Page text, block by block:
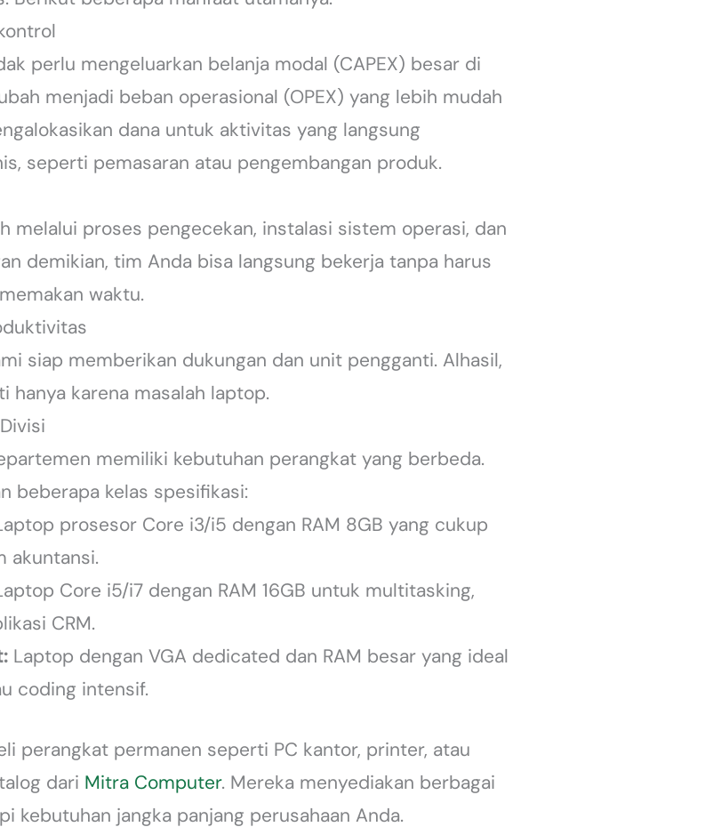
perlu mengeluarkan belanja modal (CAPEX) besar di
menjadi beban operasional (OPEX) yang lebih mudah
dana untuk aktivitas yang langsung
seperti pemasaran atau pengembangan produk.
melalui proses pengecekan, instalasi sistem operasi, dan
demikian, tim Anda bisa langsung bekerja tanpa harus
waktu.
siap memberikan dukungan dan unit pengganti. Alhasil,
karena masalah laptop.
memiliki kebutuhan perangkat yang berbeda.
beberapa kelas spesifikasi:
prosesor Core i3/i5 dengan RAM 8GB yang cukup
akuntansi.
Core i5/i7 dengan RAM 16GB untuk multitasking,
CRM.
Laptop dengan VGA dedicated dan RAM besar yang ideal
coding intensif.
perangkat permanen seperti PC kantor, printer, atau
dari Mitra Computer. Mereka menyediakan berbagai
kebutuhan jangka panjang perusahaan Anda.